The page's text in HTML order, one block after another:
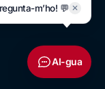
AI-gua
m’ho! 💬 ✕